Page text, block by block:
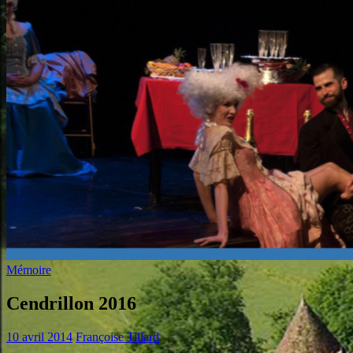
Mémoire
Cendrillon 2016
10 avril 2014 Françoise Tillard